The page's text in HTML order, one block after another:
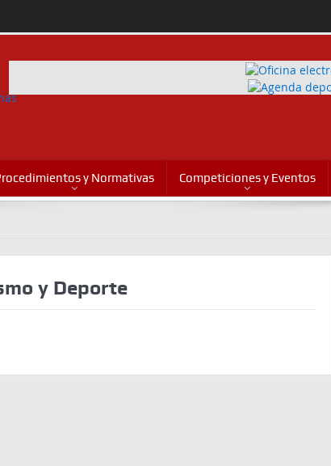
y Normativas Competiciones y Eventos
y Deporte